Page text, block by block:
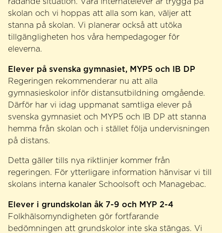
skolan och vi hoppas att alla som kan, väljer att
stanna på skolan. Vi planerar också att utöka
tillgängligheten hos våra hempedagoger för
eleverna.
Elever på svenska gymnasiet, MYP5 och IB DP
Regeringen rekommenderar nu att alla
gymnasieskolor inför distansutbildning omgående.
Därför har vi idag uppmanat samtliga elever på
svenska gymnasiet och MYP5 och IB DP att stanna
hemma från skolan och i stället följa undervisningen
på distans.
Detta gäller tills nya riktlinjer kommer från
regeringen. För ytterligare information hänvisar vi till
skolans interna kanaler Schoolsoft och Managebac.
Elever i grundskolan åk 7-9 och MYP 2-4
Folkhälsomyndigheten gör fortfarande
bedömningen att grundskolor inte ska stängas. Vi